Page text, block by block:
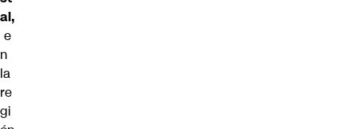
al,
e
n
la
re
gi